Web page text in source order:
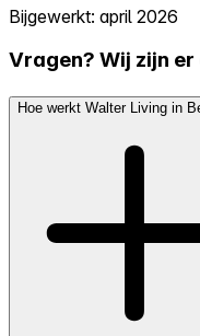
Bijgewerkt: april 2026
Vragen? Wij zijn er
Hoe werkt Walter Living in